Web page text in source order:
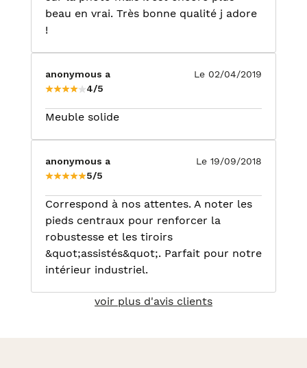
beau en vrai. Très bonne qualité j adore
!
anonymous a
4/5
Le 02/04/2019
Meuble solide
anonymous a
5/5
Le 19/09/2018
Correspond à nos attentes. A noter les
pieds centraux pour renforcer la
robustesse et les tiroirs
&quot;assistés&quot;. Parfait pour notre
intérieur industriel.
voir plus d'avis clients